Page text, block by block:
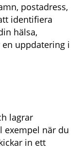
postadress,
identifiera
hälsa,
uppdatering i
lagrar
exempel när du
in ett